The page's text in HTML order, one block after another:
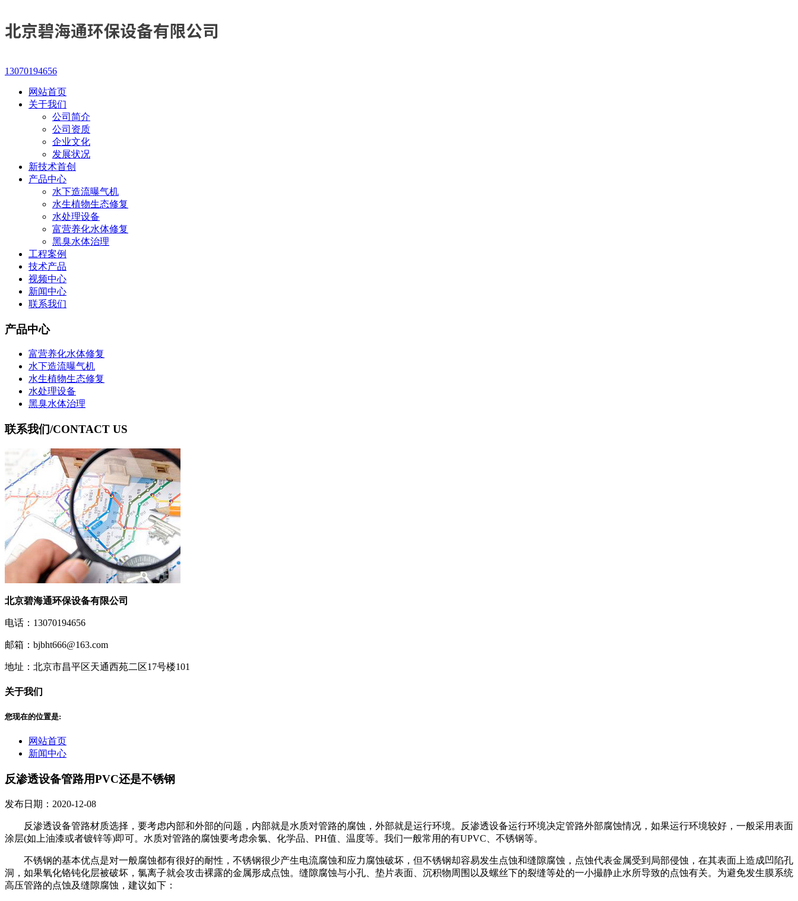
13070194656
网站首页
关于我们
公司简介
公司资质
企业文化
发展状况
新技术首创
产品中心
水下造流曝气机
水生植物生态修复
水处理设备
富营养化水体修复
黑臭水体治理
工程案例
技术产品
视频中心
新闻中心
联系我们
产品中心
富营养化水体修复
水下造流曝气机
水生植物生态修复
水处理设备
黑臭水体治理
联系我们/CONTACT US
北京碧海通环保设备有限公司
电话：13070194656
邮箱：bjbht666@163.com
地址：北京市昌平区天通西苑二区17号楼101
关于我们
您现在的位置是:
网站首页
新闻中心
反渗透设备管路用PVC还是不锈钢
发布日期：2020-12-08
反渗透设备管路材质选择，要考虑内部和外部的问题，内部就是水质对管路的腐蚀，外部就是运行环境。反渗透设备运行环境决定管路外部腐蚀情况，如果运行环境较好，一般采用表面
涂层(如上油漆或者镀锌等)即可。水质对管路的腐蚀要考虑余氯、化学品、PH值、温度等。我们一般常用的有UPVC、不锈钢等。
不锈钢的基本优点是对一般腐蚀都有很好的耐性，不锈钢很少产生电流腐蚀和应力腐蚀破坏，但不锈钢却容易发生点蚀和缝隙腐蚀，点蚀代表金属受到局部侵蚀，在其表面上造成凹陷孔
洞，如果氧化铬钝化层被破坏，氯离子就会攻击裸露的金属形成点蚀。缝隙腐蚀与小孔、垫片表面、沉积物周围以及螺丝下的裂缝等处的一小撮静止水所导致的点蚀有关。为避免发生膜系统
高压管路的点蚀及缝隙腐蚀，建议如下：